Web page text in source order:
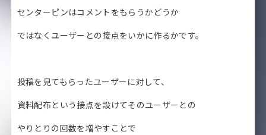
センターピンはコメントをもらうかどうか
ではなくユーザーとの接点をいかに作るかです。
投稿を見てもらったユーザーに対して、
資料配布という接点を設けてそのユーザーとの
やりとりの回数を増やすことで